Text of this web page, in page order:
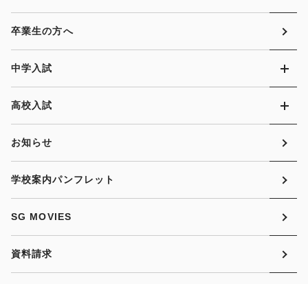
卒業生の方へ
中学入試
高校入試
お知らせ
学校案内パンフレット
SG MOVIES
資料請求